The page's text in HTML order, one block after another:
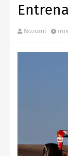
Nozomi